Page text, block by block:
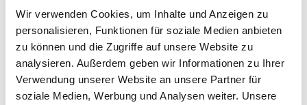
Wir verwenden Cookies, um Inhalte und Anzeigen zu
personalisieren, Funktionen für soziale Medien anbieten
zu können und die Zugriffe auf unsere Website zu
analysieren. Außerdem geben wir Informationen zu Ihrer
Verwendung unserer Website an unsere Partner für
soziale Medien, Werbung und Analysen weiter. Unsere
info@pfefferlechner.com
www.pfefferlechner.it
T+39 0473 562521